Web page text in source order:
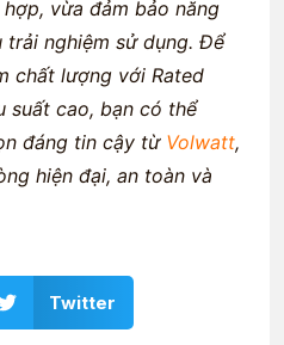
hợp, vừa đảm bảo năng
nghiệm sử dụng. Để
chất lượng với Rated
suất cao, bạn có thể
đáng tin cậy từ Volwatt,
hiện đại, an toàn và
Twitter